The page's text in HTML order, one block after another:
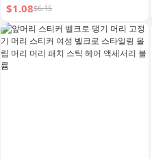
$1.08$6.15